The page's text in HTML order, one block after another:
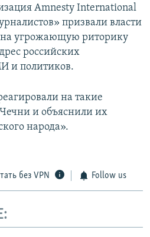
Amnesty International
призвали власти
на угрожающую риторику
российских
и политиков.
на такие
и объяснили их
народа».
без VPN Follow us